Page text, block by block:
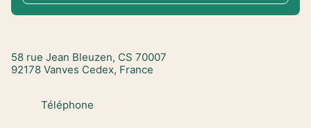
58 rue Jean Bleuzen, CS 70007
92178 Vanves Cedex, France
Téléphone